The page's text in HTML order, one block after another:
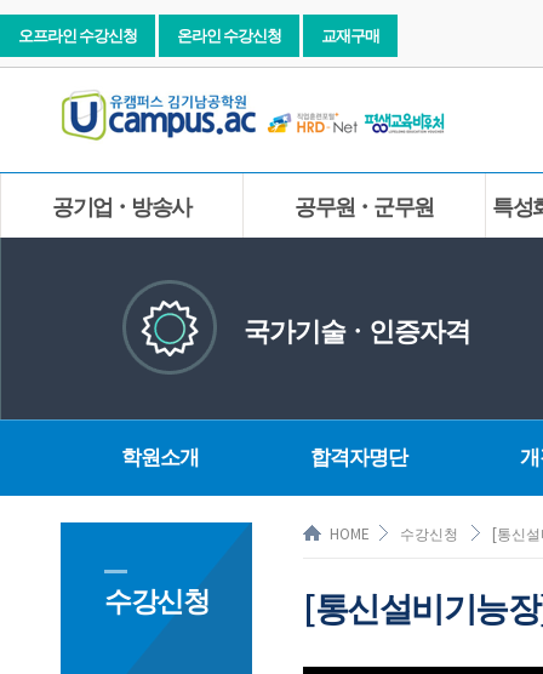
오프라인 수강신청 온라인 수강신청 교재구매
공기업ㆍ방송사 공무원ㆍ군무원 특성
국가기술ㆍ인증자격
학원소개 합격자명단
수강신청
HOME 수강신청 [통신
[통신설비기능